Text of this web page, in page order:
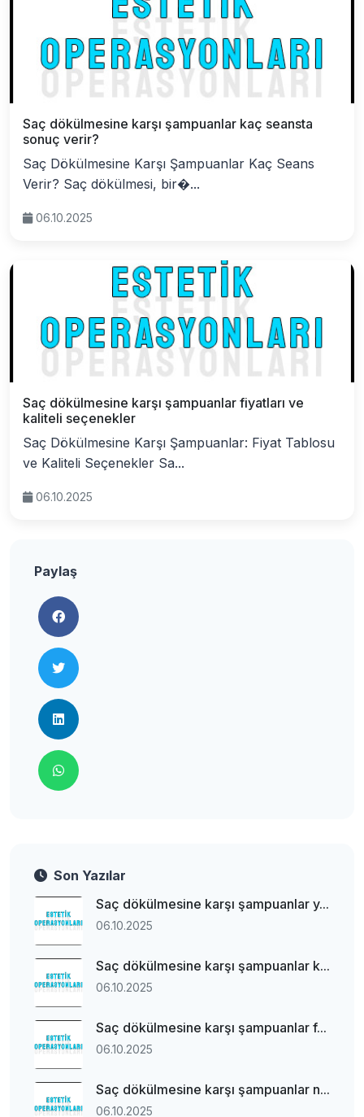
Saç dökülmesine karşı şampuanlar kaç seansta
sonuç verir?
Saç Dökülmesine Karşı Şampuanlar Kaç Seans
Verir? Saç dökülmesi, bir�...
06.10.2025
Saç dökülmesine karşı şampuanlar fiyatları ve
kaliteli seçenekler
Saç Dökülmesine Karşı Şampuanlar: Fiyat Tablosu
ve Kaliteli Seçenekler Sa...
06.10.2025
Paylaş
Son Yazılar
Saç dökülmesine karşı şampuanlar y...
06.10.2025
Saç dökülmesine karşı şampuanlar k...
06.10.2025
Saç dökülmesine karşı şampuanlar f...
06.10.2025
Saç dökülmesine karşı şampuanlar n...
06.10.2025